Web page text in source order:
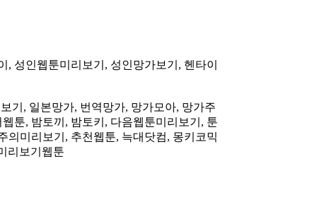
성인웹툰미리보기, 성인망가보기, 헨타이
기, 일본망가, 번역망가, 망가모아, 망가주
툰, 밤토끼, 밤토키, 다음웹툰미리보기, 툰
의미리보기, 추천웹툰, 늑대닷컴, 몽키코믹
리보기웹툰